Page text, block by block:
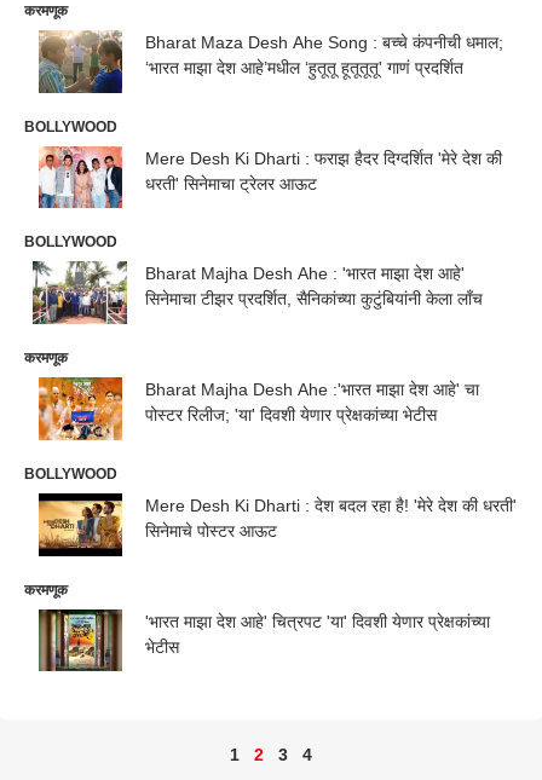
करमणूक
Bharat Maza Desh Ahe Song : बच्चे कंपनीची धमाल;
‘भारत माझा देश आहे’मधील ‘हुतूतू हूतूतूतू' गाणं प्रदर्शित
BOLLYWOOD
Mere Desh Ki Dharti : फराझ हैदर दिग्दर्शित 'मेरे देश की
धरती' सिनेमाचा ट्रेलर आऊट
BOLLYWOOD
Bharat Majha Desh Ahe : 'भारत माझा देश आहे'
सिनेमाचा टीझर प्रदर्शित, सैनिकांच्या कुटुंबियांनी केला लॉंच
करमणूक
Bharat Majha Desh Ahe :'भारत माझा देश आहे' चा
पोस्टर रिलीज; 'या' दिवशी येणार प्रेक्षकांच्या भेटीस
BOLLYWOOD
Mere Desh Ki Dharti : देश बदल रहा है! 'मेरे देश की धरती'
सिनेमाचे पोस्टर आऊट
करमणूक
'भारत माझा देश आहे' चित्रपट 'या' दिवशी येणार प्रेक्षकांच्या
भेटीस
1 2 3 4